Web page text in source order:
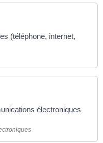
(téléphone, internet,
électroniques